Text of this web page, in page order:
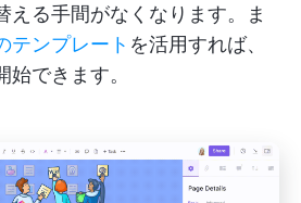
える手間がなくなります。ま
テンプレート を活用すれば、
できます。